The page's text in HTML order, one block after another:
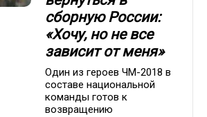
сборную России:
«Хочу, но не все
зависит от меня»
Один из героев ЧМ-2018 в
составе национальной
команды готов к
возвращению